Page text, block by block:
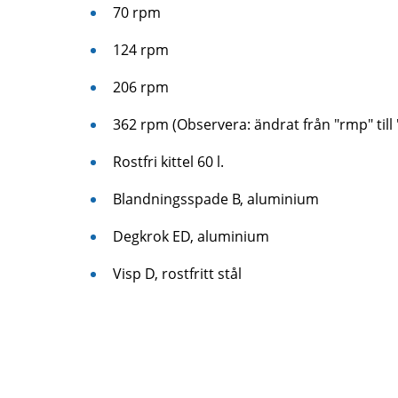
70 rpm
124 rpm
206 rpm
362 rpm (Observera: ändrat från "rmp" till
Rostfri kittel 60 l.
Blandningsspade B, aluminium
Degkrok ED, aluminium
Visp D, rostfritt stål